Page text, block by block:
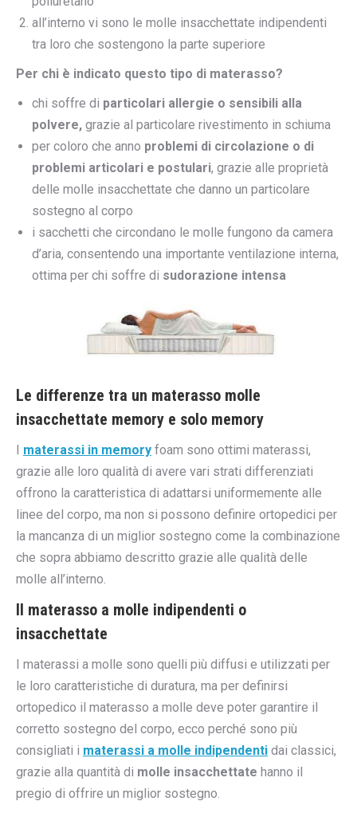
all’interno vi sono le molle insacchettate indipendenti
tra loro che sostengono la parte superiore
Per chi è indicato questo tipo di materasso?
chi soffre di particolari allergie o sensibili alla
polvere, grazie al particolare rivestimento in schiuma
per coloro che anno problemi di circolazione o di
problemi articolari e postulari, grazie alle proprietà
delle molle insacchettate che danno un particolare
sostegno al corpo
i sacchetti che circondano le molle fungono da camera
d’aria, consentendo una importante ventilazione interna,
ottima per chi soffre di sudorazione intensa
Le differenze tra un materasso molle
insacchettate memory e solo memory
I materassi in memory foam sono ottimi materassi,
grazie alle loro qualità di avere vari strati differenziati
offrono la caratteristica di adattarsi uniformemente alle
linee del corpo, ma non si possono definire ortopedici per
la mancanza di un miglior sostegno come la combinazione
che sopra abbiamo descritto grazie alle qualità delle
molle all’interno.
Il materasso a molle indipendenti o
insacchettate
I materassi a molle sono quelli più diffusi e utilizzati per
le loro caratteristiche di duratura, ma per definirsi
ortopedico il materasso a molle deve poter garantire il
corretto sostegno del corpo, ecco perché sono più
consigliati i materassi a molle indipendenti dai classici,
grazie alla quantità di molle insacchettate hanno il
pregio di offrire un miglior sostegno.